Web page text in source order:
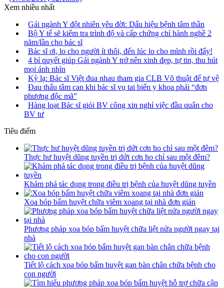
Xem nhiều nhất
Gái ngành Y đột nhiên yêu đời: Dấu hiệu bệnh tâm thần
Bộ Y tế sẽ kiểm tra trình độ và cấp chứng chỉ hành nghề 2
năm/lần cho bác sĩ
Bác sĩ ơi, lo cho người ít thôi, đến lúc lo cho mình rồi đấy!
4 bí quyết giúp Gái ngành Y trở nên xinh đẹp, tự tin, thu hút
mọi ánh nhìn
Kỳ lạ: Bác sĩ Việt đua nhau tham gia CLB Võ thuật để tự vệ
Đau thấu tâm can khi bác sĩ vụ tai biến y khoa phải “đơn
phương độc mã”
Hàng loạt Bác sĩ giỏi BV công xin nghỉ việc đầu quân cho
BV tư
Tiêu điểm
Thực hư huyệt dũng tuyền trị dứt cơn ho chỉ sau một đêm?
Khám phá tác dụng trong điều trị bệnh của huyệt dũng tuyền
Xoa bóp bấm huyệt chữa viêm xoang tại nhà đơn giản
Phương pháp xoa bóp bấm huyệt chữa liệt nửa người ngay tại
nhà
Tiết lộ cách xoa bóp bấm huyệt gan bàn chân chữa bệnh cho
con người